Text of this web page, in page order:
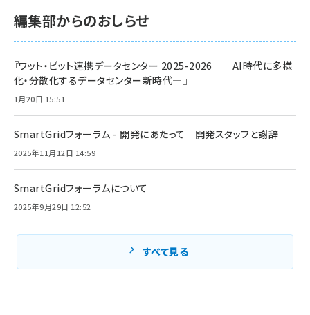
編集部からのおしらせ
『ワット・ビット連携データセンター 2025-2026 ―AI時代に多様
化・分散化するデータセンター新時代―』
1月20日 15:51
SmartGridフォーラム - 開発にあたって 開発スタッフと謝辞
2025年11月12日 14:59
SmartGridフォーラムについて
2025年9月29日 12:52
すべて見る